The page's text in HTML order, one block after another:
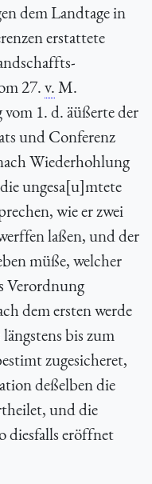
dem Landtage in
erstattete
27.v.M.
1. d. äüßerte der
und Conferenz
Wiederhohlung
ungesa[u]mtete
wie er zwei
laßen, und der
müße, welcher
Verordnung
dem ersten werde
bis zum
zugesicheret,
deßelben die
und die
diesfalls eröffnet